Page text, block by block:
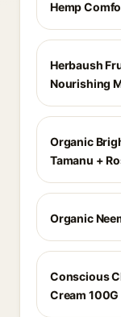
Hemp
Herbaush
Nourishing
Organic
Tamanu +
Organic
Conscious
Cream 100G